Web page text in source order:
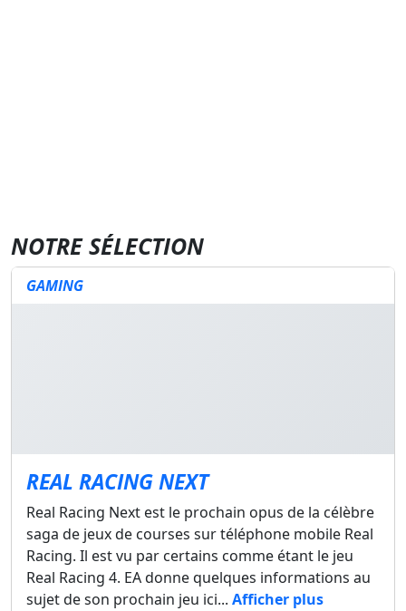
NOTRE SÉLECTION
GAMING
REAL RACING NEXT
Real Racing Next est le prochain opus de la célèbre
saga de jeux de courses sur téléphone mobile Real
Racing. Il est vu par certains comme étant le jeu
Real Racing 4. EA donne quelques informations au
sujet de son prochain jeu ici... Afficher plus